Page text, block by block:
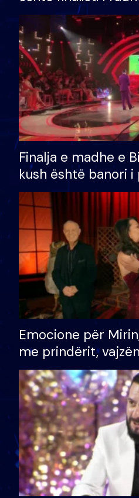
Finalja e madhe e
kush është banori i
shtëpinë dhe
të fituar çmimin e
Emocione për
me prindërit,
bashkëshorten:
divorci apo jo?